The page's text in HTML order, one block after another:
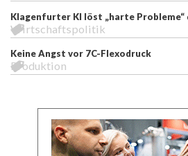
Klagenfurter KI löst „harte Probleme“
Wirtschaftspolitik
Keine Angst vor 7C-Flexodruck
Produktion